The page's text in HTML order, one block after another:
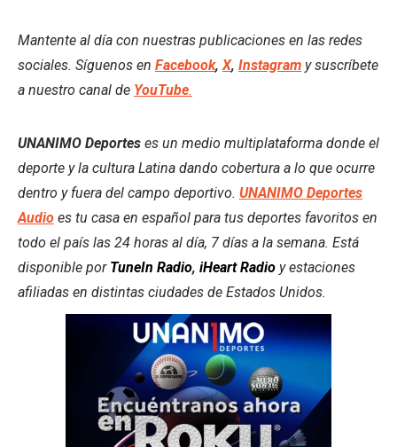
Mantente al día con nuestras publicaciones en las redes
sociales. Síguenos en Facebook, X, Instagram y suscríbete
a nuestro canal de YouTube.
UNANIMO Deportes es un medio multiplataforma donde el
deporte y la cultura Latina dando cobertura a lo que ocurre
dentro y fuera del campo deportivo. UNANIMO Deportes
Audio es tu casa en español para tus deportes favoritos en
todo el país las 24 horas al día, 7 días a la semana. Está
disponible por TuneIn Radio, iHeart Radio y estaciones
afiliadas en distintas ciudades de Estados Unidos.